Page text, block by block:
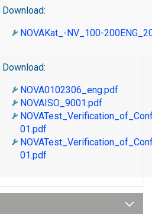
Download:
NOVAKat_-NV_100-
Download:
NOVA0102306_eng.pdf
NOVAISO_9001.pdf
01.pdf
01.pdf